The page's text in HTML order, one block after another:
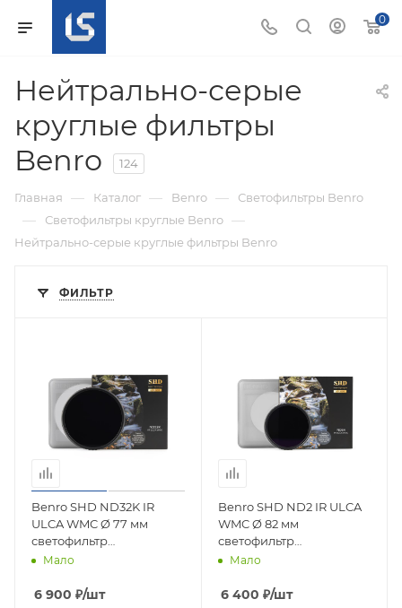
0
Нейтрально-серые
круглые фильтры
Benro
124
Главная — Каталог — Benro — Светофильтры Benro
— Светофильтры круглые Benro —
Нейтрально-серые круглые фильтры Benro
ФИЛЬТР
Benro SHD ND32K IR
ULCA WMC Ø 77 мм
светофильтр
нейтрально-серый
Мало
6 900 ₽/шт
Benro SHD ND2 IR ULCA
WMC Ø 82 мм
светофильтр
нейтрально-серый
Мало
6 400 ₽/шт